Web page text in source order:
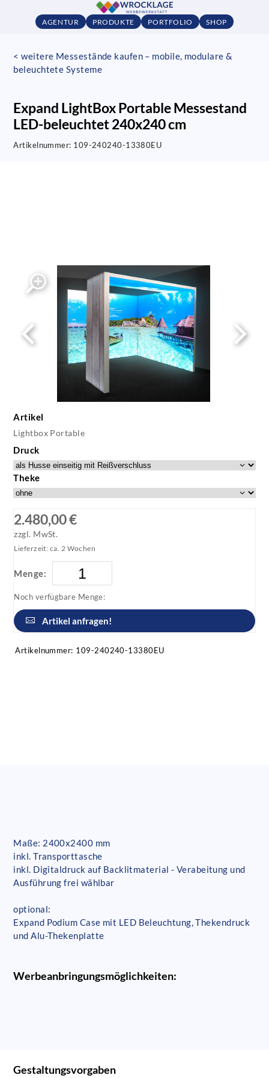
AGENTUR PRODUKTE PORTFOLIO SHOP
< weitere Messestände kaufen – mobile, modulare &
beleuchtete Systeme
Expand LightBox Portable Messestand
LED-beleuchtet 240x240 cm
Artikelnummer: 109-240240-13380EU
Artikel
Lightbox Portable
Druck
Theke
2.480,00 €
zzgl. MwSt.
Lieferzeit: ca. 2 Wochen
Menge:
Noch verfügbare Menge:
Artikel anfragen!
Artikelnummer: 109-240240-13380EU
Maße: 2400x2400 mm
inkl. Transporttasche
inkl. Digitaldruck auf Backlitmaterial - Verabeitung und
Ausführung frei wählbar
optional:
Expand Podium Case mit LED Beleuchtung, Thekendruck
und Alu-Thekenplatte
Werbeanbringungsmöglichkeiten:
Gestaltungsvorgaben